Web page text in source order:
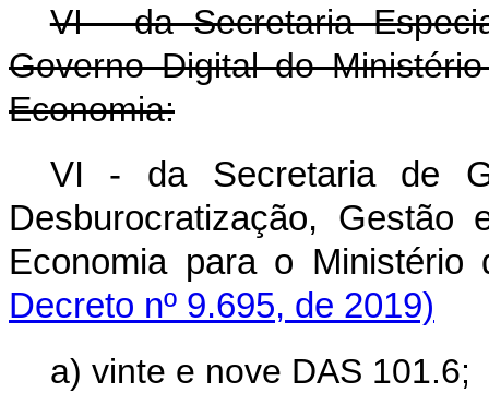
VI - da Secretaria
Governo Digital do
Economia:
VI - da Secretaria de
Desburocratização,
Economia para o
Decreto nº 9.695, de 2019)
a) vinte e nove DAS 101.6;